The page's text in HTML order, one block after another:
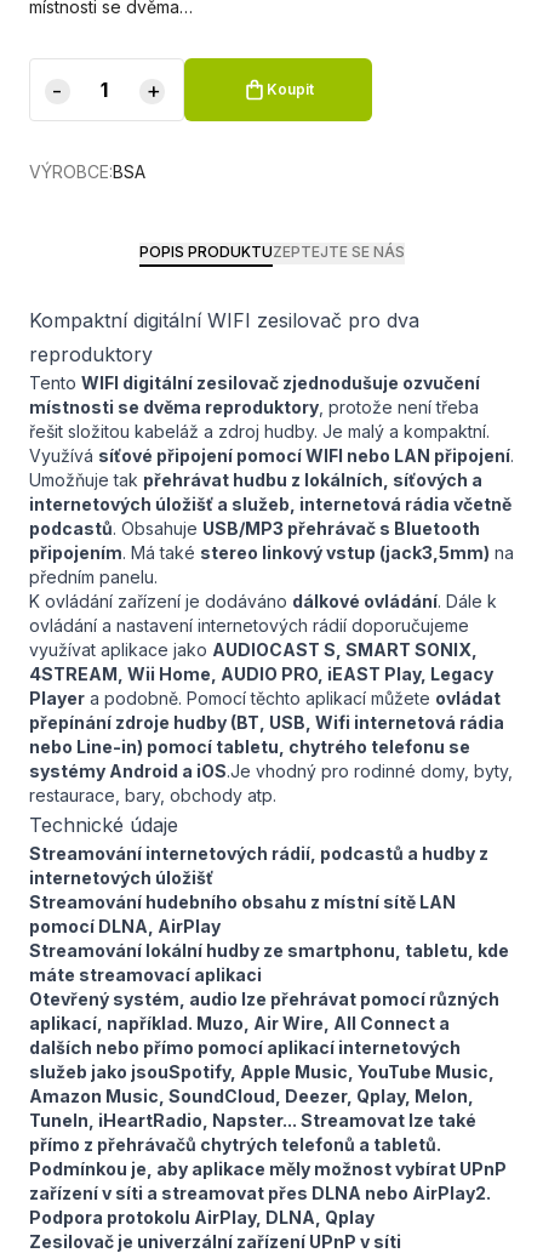
místnosti se dvěma…
- + Koupit
VÝROBCE:BSA
POPIS PRODUKTUZEPTEJTE SE NÁS
Kompaktní digitální WIFI zesilovač pro dva
reproduktory
Tento WIFI digitální zesilovač zjednodušuje ozvučení
místnosti se dvěma reproduktory , protože není třeba
řešit složitou kabeláž a zdroj hudby. Je malý a kompaktní.
Využívá síťové připojení pomocí WIFI nebo LAN připojení.
Umožňuje tak přehrávat hudbu z lokálních, síťových a
internetových úložišť a služeb, internetová rádia včetně
podcastů. Obsahuje USB/MP3 přehrávač s Bluetooth
připojením. Má také stereo linkový vstup (jack3,5mm) na
předním panelu.
K ovládání zařízení je dodáváno dálkové ovládání. Dále k
ovládání a nastavení internetových rádií doporučujeme
využívat aplikace jako AUDIOCAST S, SMART SONIX,
4STREAM, Wii Home, AUDIO PRO, iEAST Play, Legacy
Player a podobně. Pomocí těchto aplikací můžete ovládat
přepínání zdroje hudby (BT, USB, Wifi internetová rádia
nebo Line-in) pomocí tabletu, chytrého telefonu se
systémy Android a iOS.Je vhodný pro rodinné domy, byty,
restaurace, bary, obchody atp.
Technické údaje
Streamování internetových rádií, podcastů a hudby z
internetových úložišť
Streamování hudebního obsahu z místní sítě LAN
pomocí DLNA, AirPlay
Streamování lokální hudby ze smartphonu, tabletu, kde
máte streamovací aplikaci
Otevřený systém, audio lze přehrávat pomocí různých
aplikací, například. Muzo, Air Wire, All Connect a
dalších nebo přímo pomocí aplikací internetových
služeb jako jsouSpotify, Apple Music, YouTube Music,
Amazon Music, SoundCloud, Deezer, Qplay, Melon,
TuneIn, iHeartRadio, Napster... Streamovat lze také
přímo z přehrávačů chytrých telefonů a tabletů.
Podmínkou je, aby aplikace měly možnost vybírat UPnP
zařízení v síti a streamovat přes DLNA nebo AirPlay2.
Podpora protokolu AirPlay, DLNA, Qplay
Zesilovač je univerzální zařízení UPnP v síti